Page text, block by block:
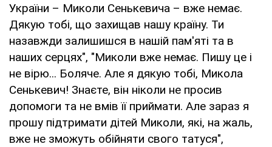
України – Миколи Сенькевича – вже немає.
Дякую тобі, що захищав нашу країну. Ти
назавжди залишишся в нашій пам'яті та в
наших серцях", "Миколи вже немає. Пишу це і
не вірю... Боляче. Але я дякую тобі, Микола
Сенькевич! Знаєте, він ніколи не просив
допомоги та не вмів її приймати. Але зараз я
прошу підтримати дітей Миколи, які, на жаль,
вже не зможуть обійняти свого татуся",